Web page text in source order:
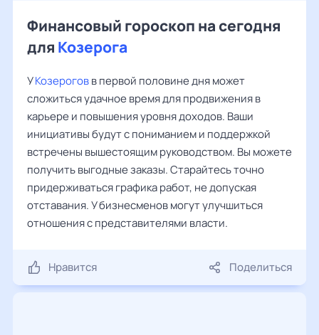
Финансовый гороскоп на сегодня
для Козерога
УКозероговв первой половине дня может
сложиться удачное время для продвижения в
карьере и повышения уровня доходов. Ваши
инициативы будут с пониманием и поддержкой
встречены вышестоящим руководством. Вы можете
получить выгодные заказы. Старайтесь точно
придерживаться графика работ, не допуская
отставания. У бизнесменов могут улучшиться
отношения с представителями власти.
Нравится Поделиться